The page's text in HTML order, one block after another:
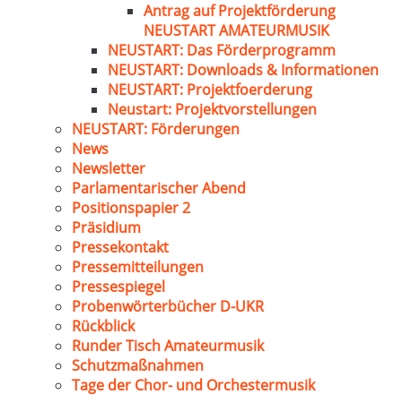
Antrag auf Projektförderung
NEUSTART AMATEURMUSIK
NEUSTART: Das Förderprogramm
NEUSTART: Downloads & Informationen
NEUSTART: Projektfoerderung
Neustart: Projektvorstellungen
NEUSTART: Förderungen
News
Newsletter
Parlamentarischer Abend
Positionspapier 2
Präsidium
Pressekontakt
Pressemitteilungen
Pressespiegel
Probenwörterbücher D-UKR
Rückblick
Runder Tisch Amateurmusik
Schutzmaßnahmen
Tage der Chor- und Orchestermusik